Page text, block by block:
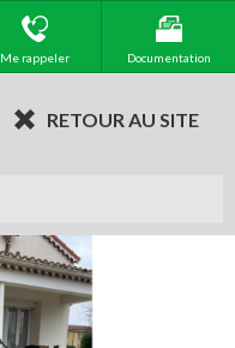
Me rappeler Documentation
RETOUR AU SITE